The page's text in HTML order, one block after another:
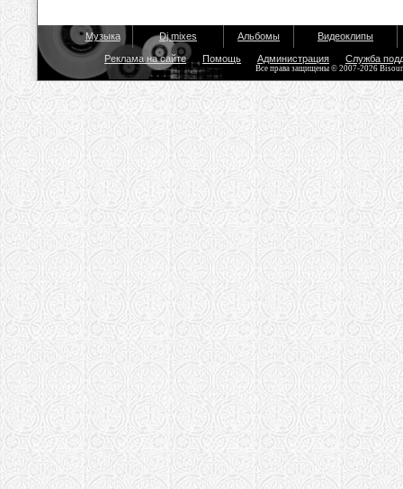
Музыка Dj mixes Альбомы Видеоклипы
Реклама на сайте Помощь Администрация Служба
Все права защищены © 2007-2026